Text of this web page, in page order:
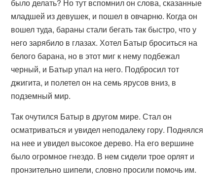
было делать? Но тут вспомнил он слова, сказанные
младшей из девушек, и пошел в овчарню. Когда он
вошел туда, бараны стали бегать так быстро, что у
него зарябило в глазах. Хотел Батыр броситься на
белого барана, но в этот миг к нему подбежал
черный, и Батыр упал на него. Подбросил тот
джигита, и полетел он на семь ярусов вниз, в
подземный мир.
Так очутился Батыр в другом мире. Стал он
осматриваться и увидел неподалеку гору. Поднялся
на нее и увидел высокое дерево. На его вершине
было огромное гнездо. В нем сидели трое орлят и
пронзительно шипели, словно просили помочь им.